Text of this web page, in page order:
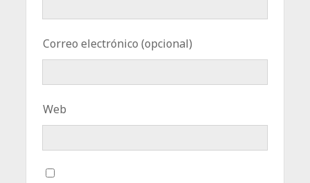
Correo electrónico (opcional)
Web